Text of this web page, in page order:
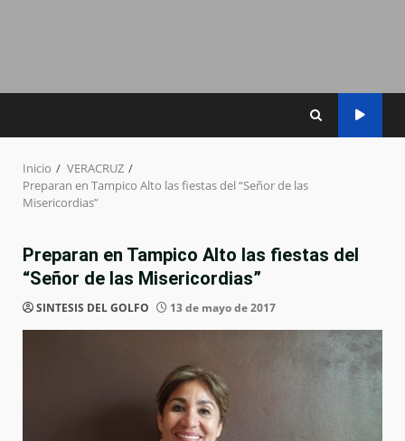
Inicio
VERACRUZ
Preparan en Tampico Alto las fiestas del “Señor de las
Misericordias”
Preparan en Tampico Alto las fiestas del
“Señor de las Misericordias”
SINTESIS DEL GOLFO 13 de mayo de 2017